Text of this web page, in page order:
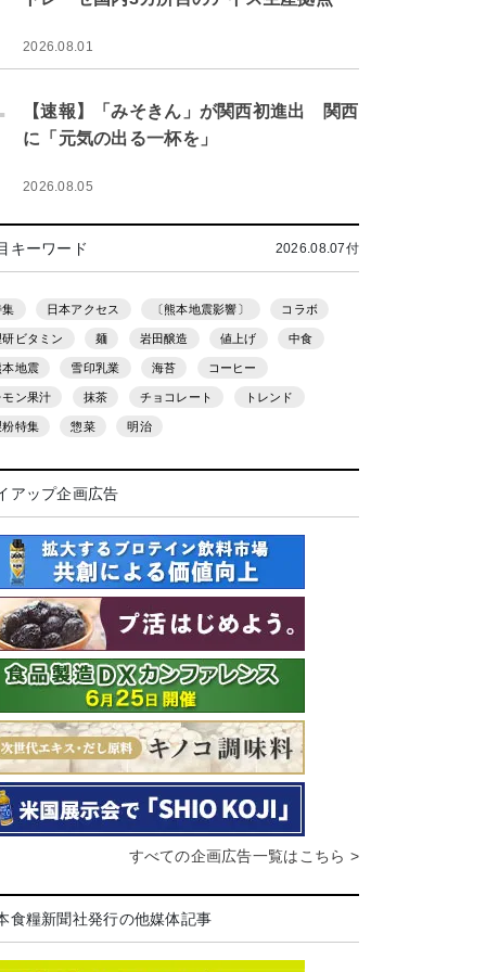
2026.08.01
【速報】「みそきん」が関西初進出 関西
に「元気の出る一杯を」
2026.08.05
キーワード 2026.08.07付
集 日本アクセス 〔熊本地震影響〕 コラボ
研ビタミン 麺 岩田醸造 値上げ 中食
本地震 雪印乳業 海苔 コーヒー
モン果汁 抹茶 チョコレート トレンド
粉特集 惣菜 明治
アップ企画広告
すべての企画広告一覧はこちら >
食糧新聞社発行の他媒体記事